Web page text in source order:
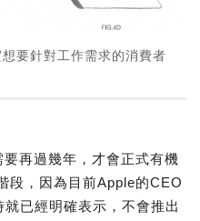
要針對工作需求的消費者
再過幾年，才會正式有機
段，因為目前Apple的CEO
已經明確表示，不會推出